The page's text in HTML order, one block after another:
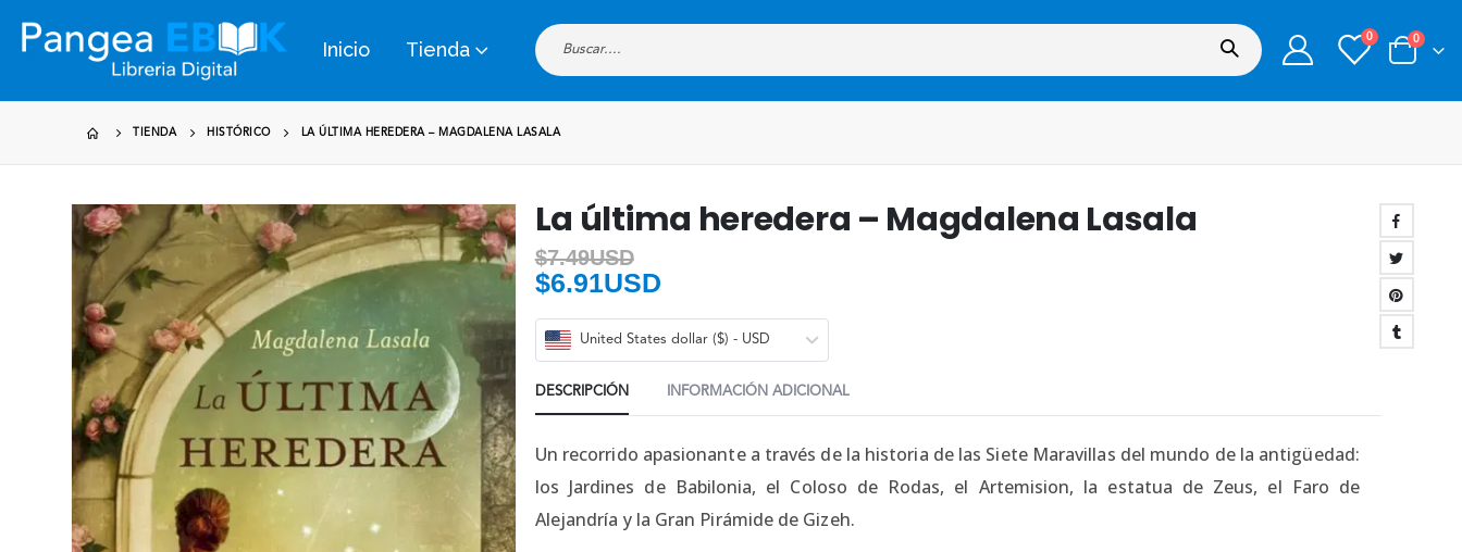
Inicio Tienda
0 0
TIENDA HISTÓRICO LA ÚLTIMA HEREDERA – MAGDALENA LASALA
La última heredera – Magdalena Lasala
$7.49USD
$6.91USD
United States dollar ($) - USD
DESCRIPCIÓN INFORMACIÓN ADICIONAL
Un recorrido apasionante a través de la historia de las Siete Maravillas del mundo de la antigüedad:
los Jardines de Babilonia, el Coloso de Rodas, el Artemision, la estatua de Zeus, el Faro de
Alejandría y la Gran Pirámide de Gizeh.